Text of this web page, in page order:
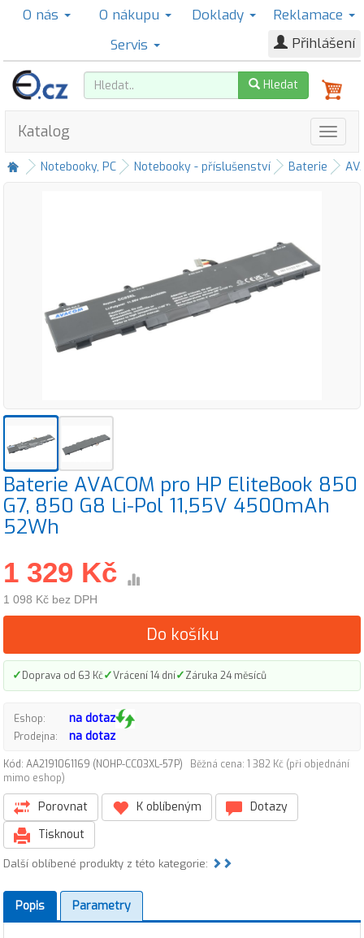
O nás O nákupu Doklady
Reklamace
Servis
Přihlášení
Hledat
Katalog
Notebooky, PC Notebooky - příslušenství Baterie
Baterie AVACOM pro HP EliteBook 850
G7, 850 G8 Li-Pol 11,55V 4500mAh
52Wh
1 329 Kč
1 098 Kč bez DPH
Do košíku
✓Doprava od 63 Kč✓Vrácení 14 dní✓Záruka 24 měsíců
Eshop: na dotaz
Prodejna: na dotaz
Kód: AA2191061169 (NOHP-CC03XL-57P)
Běžná cena: 1 382 Kč (při objednání
mimo eshop)
Porovnat K oblíbeným
Dotazy
Tisknout
Další oblíbené produkty z této kategorie:
Popis Parametry